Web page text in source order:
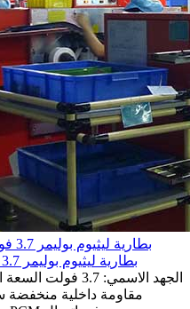
بطارية ليثيوم بوليمر 3.7 فولت 900 مللي أمبير عالية الكثافة